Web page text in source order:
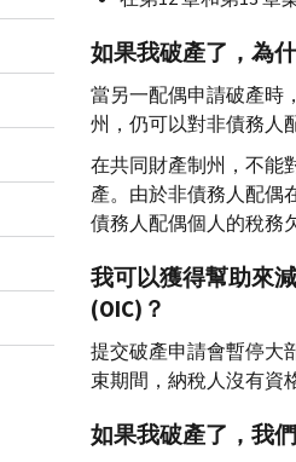
如果我破產了，為
當另一配偶申請破產時
州，仍可以對非債務人
在共同財產制州，不能
產。由於非債務人配偶
債務人配偶個人的稅務
我可以獲得幫助來
(OIC)？
提交破產申請會暫停大
束期間，納稅人沒有資
如果我破產了，我